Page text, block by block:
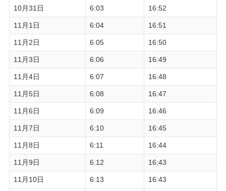
10月31日 6:03 16:52
11月1日 6:04 16:51
11月2日 6:05 16:50
11月3日 6:06 16:49
11月4日 6:07 16:48
11月5日 6:08 16:47
11月6日 6:09 16:46
11月7日 6:10 16:45
11月8日 6:11 16:44
11月9日 6:12 16:43
11月10日 6:13 16:43